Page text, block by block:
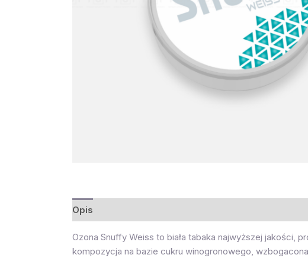
Opis
Ozona Snuffy Weiss to biała tabaka najwyższej jakości,
kompozycja na bazie cukru winogronowego,